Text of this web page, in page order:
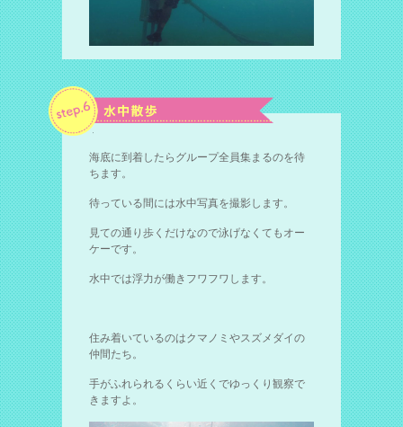
海底に到着したらグループ全員集まるのを待
ちます。
待っている間には水中写真を撮影します。
見ての通り歩くだけなので泳げなくてもオー
ケーです。
水中では浮力が働きフワフワします。
住み着いているのはクマノミやスズメダイの
仲間たち。
手がふれられるくらい近くでゆっくり観察で
きますよ。